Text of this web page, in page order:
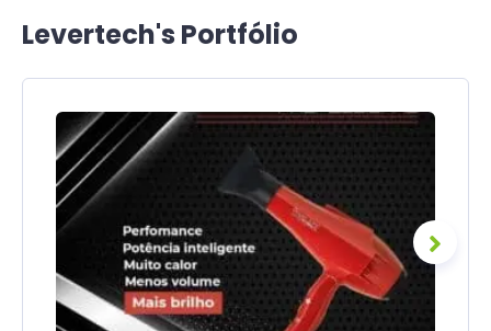
Levertech's Portfólio